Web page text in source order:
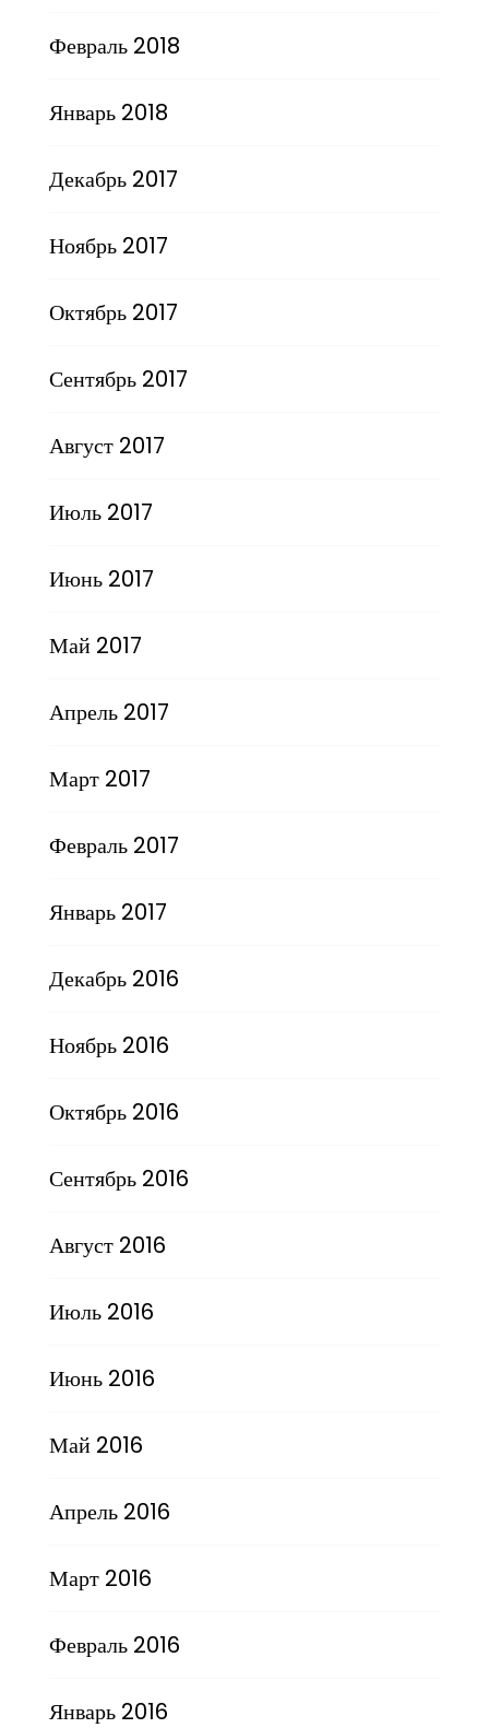
Февраль 2018
Январь 2018
Декабрь 2017
Ноябрь 2017
Октябрь 2017
Сентябрь 2017
Август 2017
Июль 2017
Июнь 2017
Май 2017
Апрель 2017
Март 2017
Февраль 2017
Январь 2017
Декабрь 2016
Ноябрь 2016
Октябрь 2016
Сентябрь 2016
Август 2016
Июль 2016
Июнь 2016
Май 2016
Апрель 2016
Март 2016
Февраль 2016
Январь 2016